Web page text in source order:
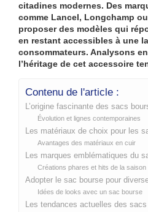
citadines modernes. Des
comme Lancel, Longchamp ou
proposer des modèles qui
en restant accessibles à une
consommateurs. Analysons
l’héritage de cet accessoire
Contenu de l'article :
L’origine fascinante des sacs
Évolution et lignes contemporaines
Les matériaux de choix pour les
Avantages des matériaux en cuir
Les marques emblématiques du
Créations phares et hits de la saison
Adopter le sac bourse pour
Idées de looks avec un sac bourse
Les tendances actuelles des